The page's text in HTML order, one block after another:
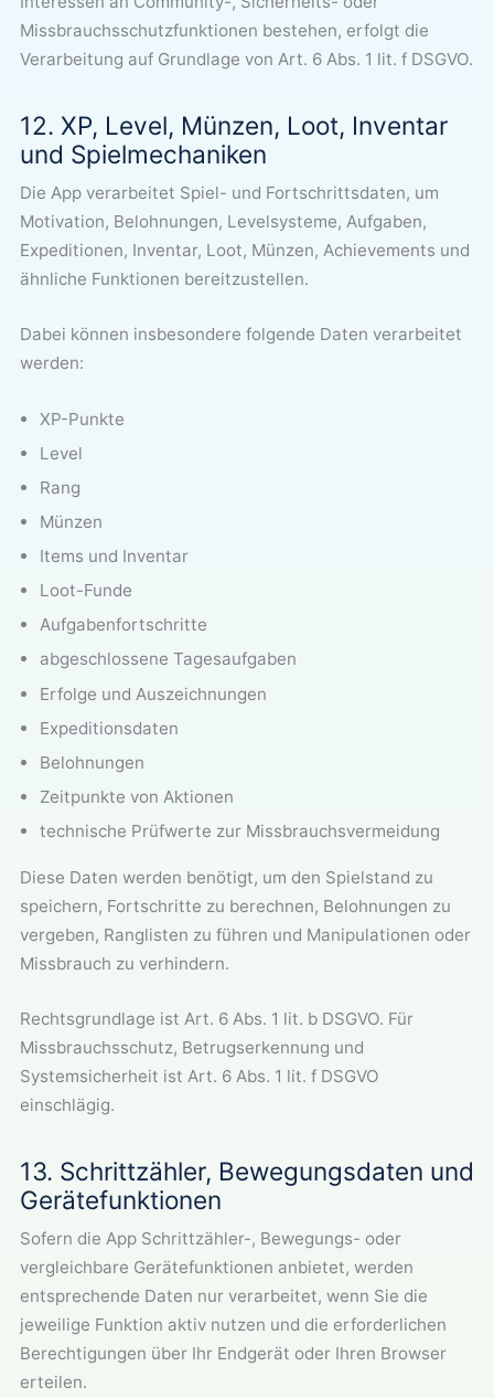
Missbrauchsschutzfunktionen bestehen, erfolgt die
Verarbeitung auf Grundlage von Art. 6 Abs. 1 lit. f DSGVO.
12. XP, Level, Münzen, Loot, Inventar
und Spielmechaniken
Die App verarbeitet Spiel- und Fortschrittsdaten, um
Motivation, Belohnungen, Levelsysteme, Aufgaben,
Expeditionen, Inventar, Loot, Münzen, Achievements und
ähnliche Funktionen bereitzustellen.
Dabei können insbesondere folgende Daten verarbeitet
werden:
XP-Punkte
Level
Rang
Münzen
Items und Inventar
Loot-Funde
Aufgabenfortschritte
abgeschlossene Tagesaufgaben
Erfolge und Auszeichnungen
Expeditionsdaten
Belohnungen
Zeitpunkte von Aktionen
technische Prüfwerte zur Missbrauchsvermeidung
Diese Daten werden benötigt, um den Spielstand zu
speichern, Fortschritte zu berechnen, Belohnungen zu
vergeben, Ranglisten zu führen und Manipulationen oder
Missbrauch zu verhindern.
Rechtsgrundlage ist Art. 6 Abs. 1 lit. b DSGVO. Für
Missbrauchsschutz, Betrugserkennung und
Systemsicherheit ist Art. 6 Abs. 1 lit. f DSGVO
einschlägig.
13. Schrittzähler, Bewegungsdaten und
Gerätefunktionen
Sofern die App Schrittzähler-, Bewegungs- oder
vergleichbare Gerätefunktionen anbietet, werden
entsprechende Daten nur verarbeitet, wenn Sie die
jeweilige Funktion aktiv nutzen und die erforderlichen
Berechtigungen über Ihr Endgerät oder Ihren Browser
erteilen.